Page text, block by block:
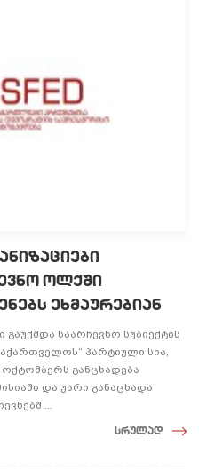
ოლქში
ეხმაურებიან
საარჩევნო სუბიექტის
პარტიული სია,
განცხადება
და უარი განაცხადა
...
სრულად